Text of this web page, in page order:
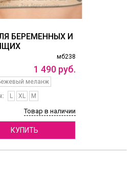
БЕРЕМЕННЫХ И
мб238
1 490 руб.
меланж
L XL M
Товар в наличии
КУПИТЬ